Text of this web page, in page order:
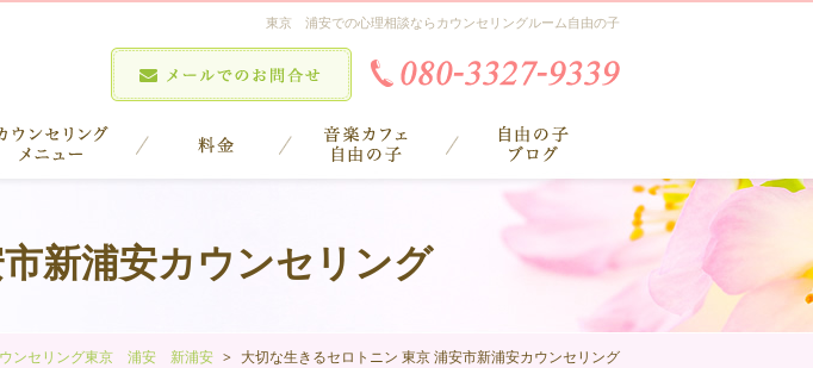
東京 浦安での心理相談ならカウンセリングルーム自由の子
新浦安カウンセリング
ンセリング東京 浦安 新浦安 大切な生きるセロトニン 東京 浦安市新浦安カウンセリング